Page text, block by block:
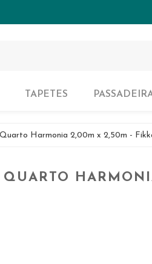
TAPETES
Tapetes de Banheiro
Tapetes Lavaveis na
Tapetes para Sala
Harmonia 2,00m x 2,50m -
QUARTO